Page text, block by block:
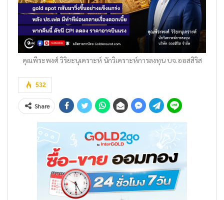
คุณพีระพงศ์ วิริยะนุเคราะห์ นักวิเคราะห์การลงทุน บจ.ออสสิริส
532
Share